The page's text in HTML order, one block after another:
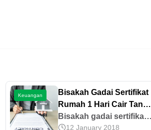
Keuangan
Bisakah Gadai Sertifikat
Rumah 1 Hari Cair Tanpa
BI Checking di
Pegadaian? Ini
Bisakah gadai sertifikat
rumah 1 hari cair tanpa
12 January 2018